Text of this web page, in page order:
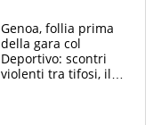
un caso
Genoa, follia prima
della gara col
Deportivo: scontri
violenti tra tifosi, il